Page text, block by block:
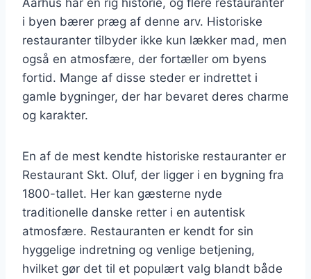
i byen bærer præg af denne arv. Historiske
restauranter tilbyder ikke kun lækker mad, men
også en atmosfære, der fortæller om byens
fortid. Mange af disse steder er indrettet i
gamle bygninger, der har bevaret deres charme
og karakter.
En af de mest kendte historiske restauranter er
Restaurant Skt. Oluf, der ligger i en bygning fra
1800-tallet. Her kan gæsterne nyde
traditionelle danske retter i en autentisk
atmosfære. Restauranten er kendt for sin
hyggelige indretning og venlige betjening,
hvilket gør det til et populært valg blandt både